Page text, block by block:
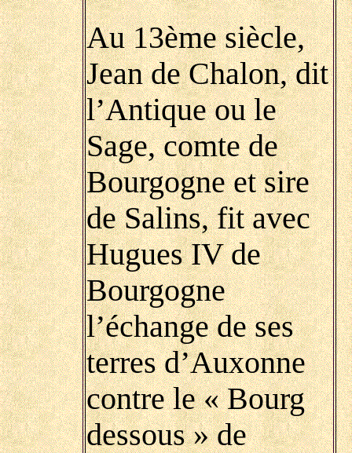
Au 13ème siècle,
Jean de Chalon, dit
l’Antique ou le
Sage, comte de
Bourgogne et sire
de Salins, fit avec
Hugues IV de
Bourgogne
l’échange de ses
terres d’Auxonne
contre le « Bourg
dessous » de